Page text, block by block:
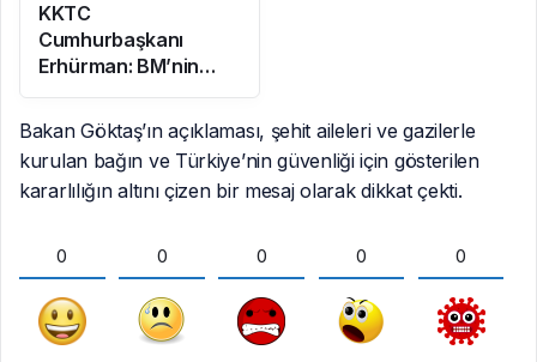
KKTC
Cumhurbaşkanı
Erhürman: BM’nin
Mayın Temizleme
Önerisi Rum
Tarafınca Reddedildi
Bakan Göktaş’ın açıklaması, şehit aileleri ve gazilerle
kurulan bağın ve Türkiye’nin güvenliği için gösterilen
kararlılığın altını çizen bir mesaj olarak dikkat çekti.
0 0 0 0 0